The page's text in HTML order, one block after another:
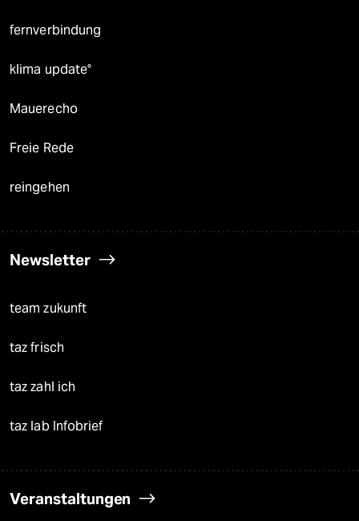
fernverbindung
klima update°
Mauerecho
Freie Rede
reingehen
Newsletter
team zukunft
taz frisch
taz zahl ich
taz lab Infobrief
Veranstaltungen